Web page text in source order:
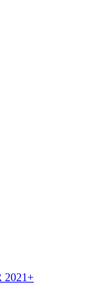
2021+